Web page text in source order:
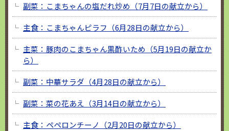
副菜：こまちゃんの塩だれ炒め（7月7日の献立から）
主食：こまちゃんピラフ（6月28日の献立から）
主菜：豚肉のこまちゃん黒酢いため（5月19日の献立か
ら）
副菜：中華サラダ（4月28日の献立から）
副菜：菜の花あえ（3月14日の献立から）
主食：ペペロンチーノ（2月20日の献立から）